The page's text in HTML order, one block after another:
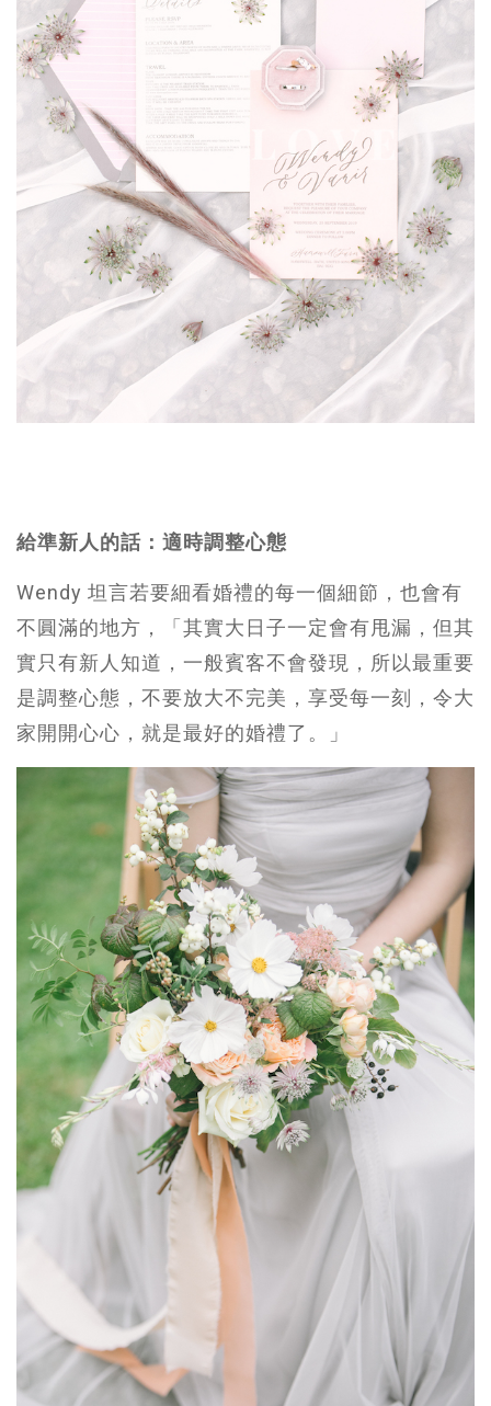
給準新人的話：適時調整心態
Wendy 坦言若要細看婚禮的每一個細節，也會有
不圓滿的地方，「其實大日子一定會有甩漏，但其
實只有新人知道，一般賓客不會發現，所以最重要
是調整心態，不要放大不完美，享受每一刻，令大
家開開心心，就是最好的婚禮了。」